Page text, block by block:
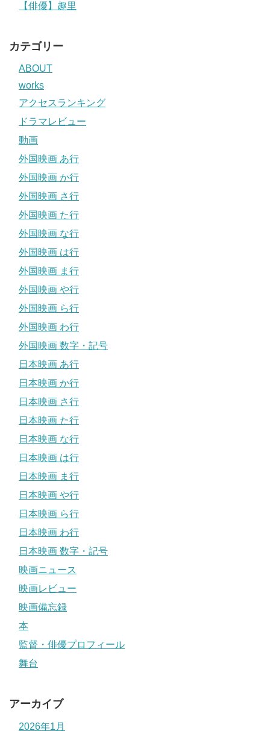
【俳優】趣里
カテゴリー
ABOUT
works
アクセスランキング
ドラマレビュー
動画
外国映画 あ行
外国映画 か行
外国映画 さ行
外国映画 た行
外国映画 な行
外国映画 は行
外国映画 ま行
外国映画 や行
外国映画 ら行
外国映画 わ行
外国映画 数字・記号
日本映画 あ行
日本映画 か行
日本映画 さ行
日本映画 た行
日本映画 な行
日本映画 は行
日本映画 ま行
日本映画 や行
日本映画 ら行
日本映画 わ行
日本映画 数字・記号
映画ニュース
映画レビュー
映画備忘録
本
監督・俳優プロフィール
舞台
アーカイブ
2026年1月